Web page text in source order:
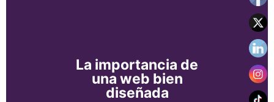
La importancia de
una web bien
diseñada